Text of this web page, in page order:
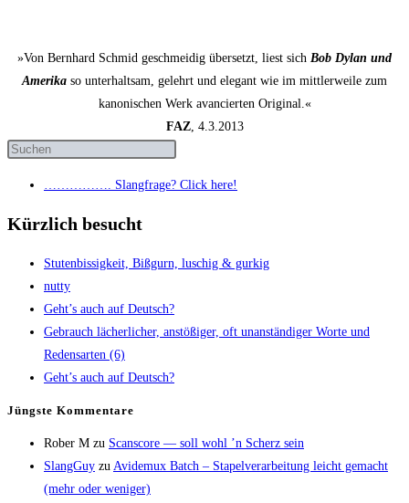
»Von Bernhard Schmid geschmeidig übersetzt, liest sich Bob Dylan und
Amerika so unterhaltsam, gelehrt und elegant wie im mittlerweile zum
kanonischen Werk avancierten Original.«
FAZ, 4.3.2013
……………. Slang­fra­ge? Click here!
Kürzlich besucht
Stu­ten­bis­sig­keit, Biß­gurn, luschig & gurkig
nut­ty
Geht’s auch auf Deutsch?
Gebrauch lächer­li­cher, anstö­ßi­ger, oft unan­stän­di­ger Wor­te und
Redens­ar­ten (6)
Geht’s auch auf Deutsch?
Jüngs­te Kommentare
Rober M zu Scans­core — soll wohl ’n Scherz sein
SlangGuy zu Avi­de­mux Batch – Sta­pel­ver­ar­bei­tung leicht gemacht
(mehr oder weniger)